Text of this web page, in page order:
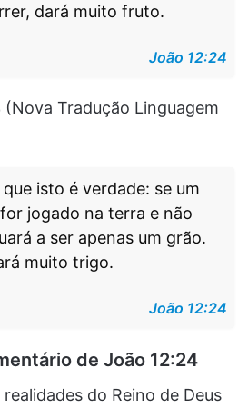
dará muito fruto.
João 12:24
(Nova Tradução Linguagem
isto é verdade: se um
jogado na terra e não
a ser apenas um grão.
muito trigo.
João 12:24
de João 12:24
do Reino de Deus